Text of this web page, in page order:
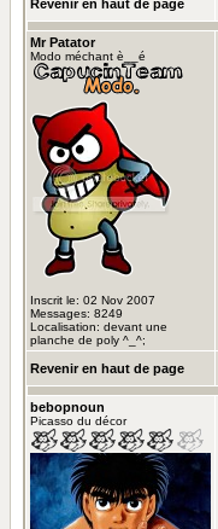
Revenir en haut de page
Mr Patator
Modo méchant è__é
Inscrit le: 02 Nov 2007
Messages: 8249
Localisation: devant une
planche de poly ^_^;
Revenir en haut de page
bebopnoun
Picasso du décor